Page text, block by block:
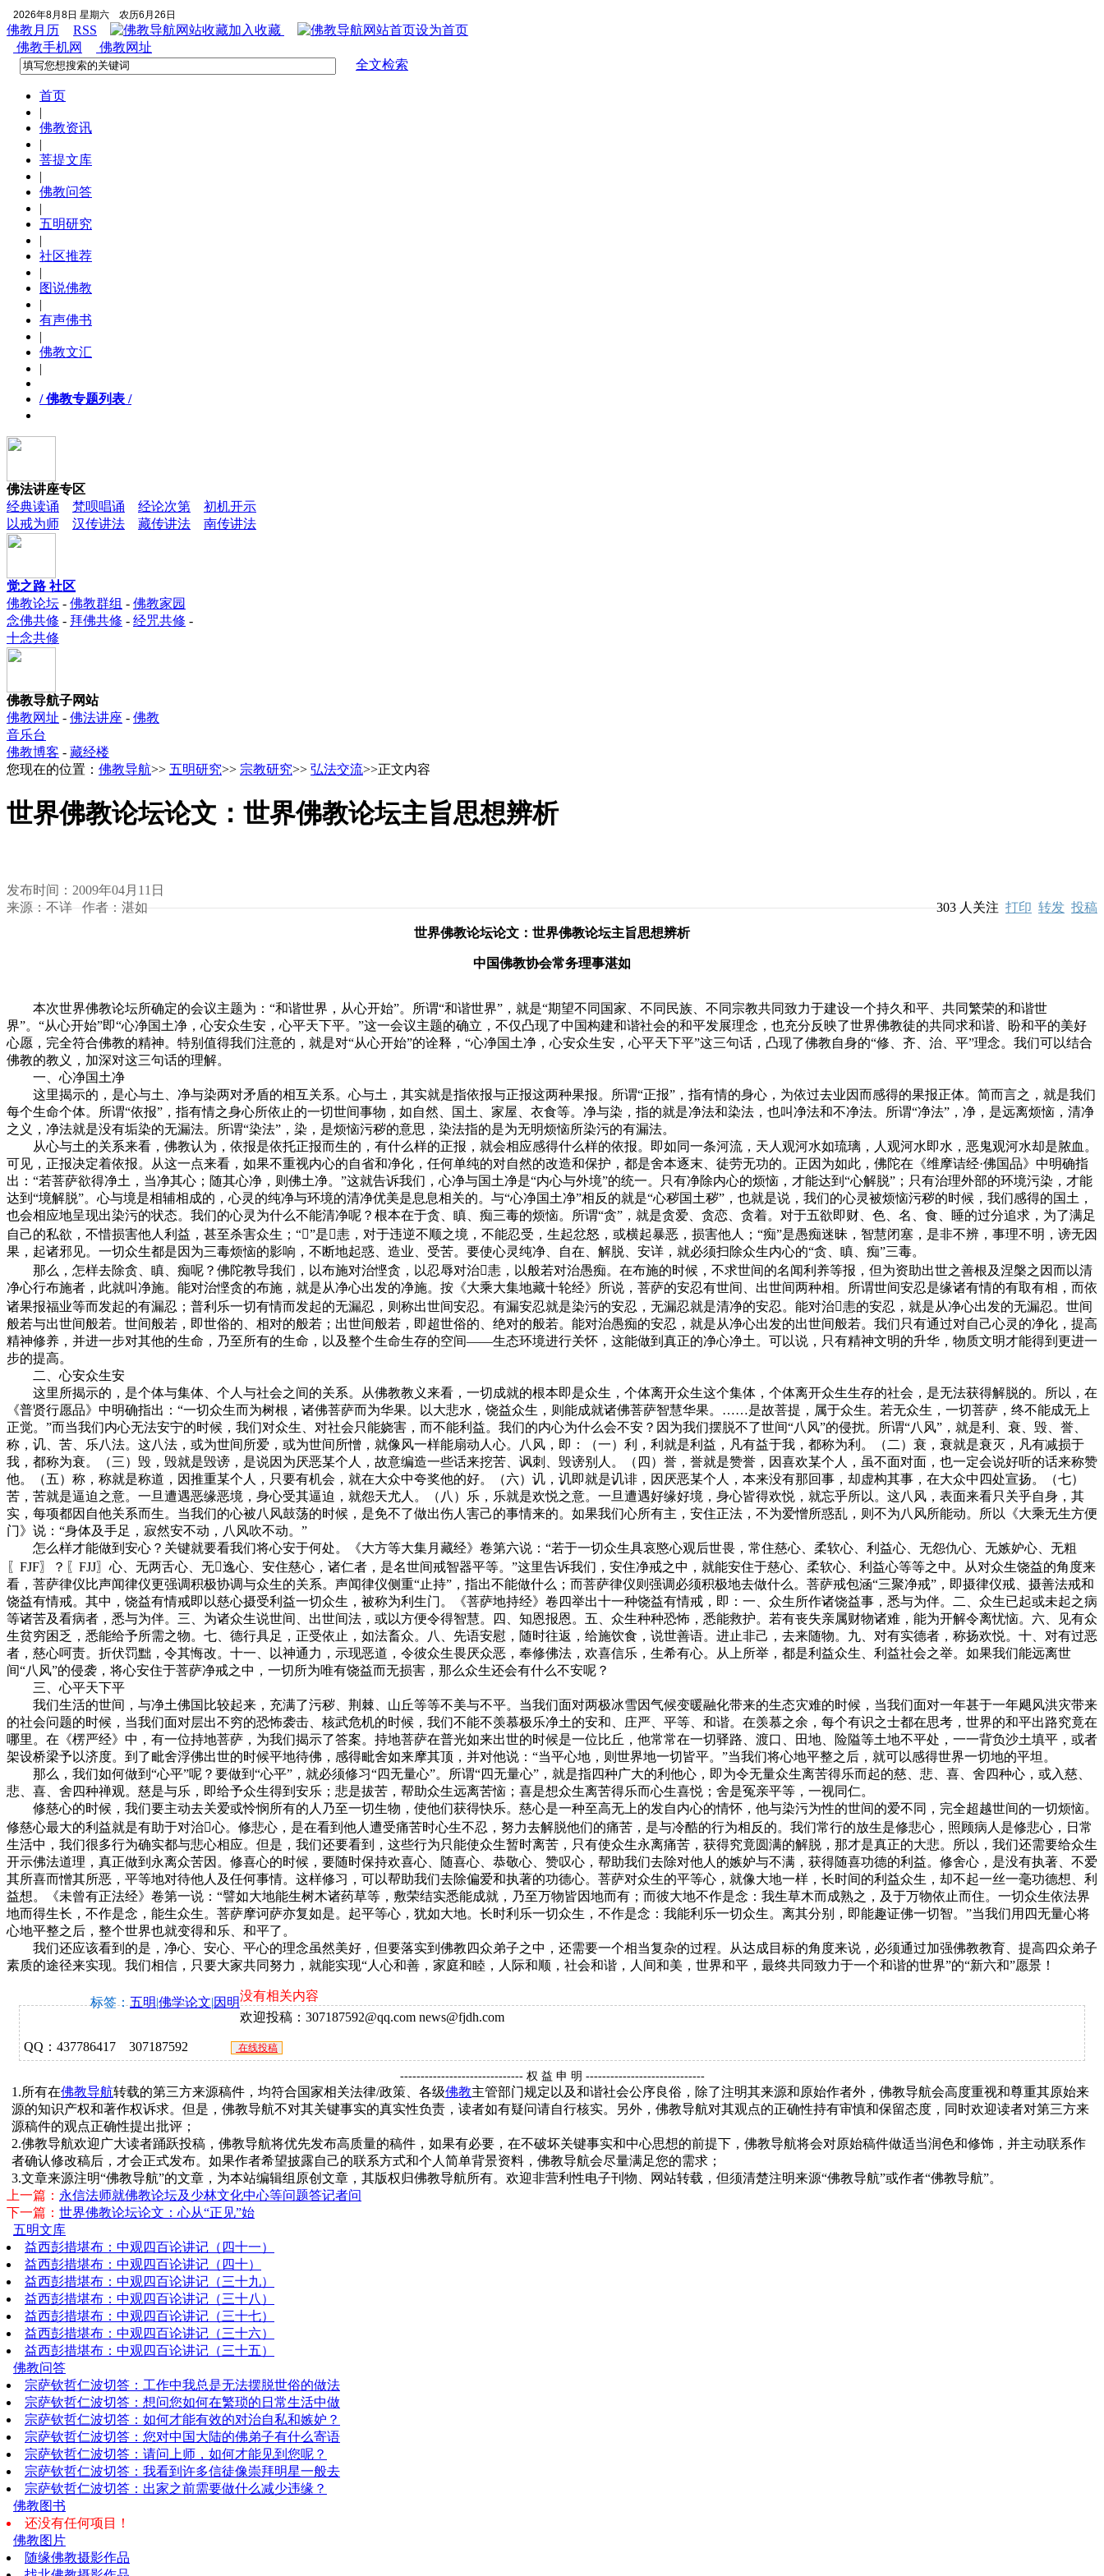
2026年8月8日 星期六 农历6月26日
佛教月历 RSS 加入收藏
设为首页
佛教手机网
佛教网址
全文检索
首页
|
佛教资讯
|
菩提文库
|
佛教问答
|
五明研究
|
社区推荐
|
图说佛教
|
有声佛书
|
佛教文汇
|
/ 佛教专题列表 /
佛法讲座专区
经典读诵
梵呗唱诵 经论次第
初机开示
以戒为师
汉传讲法 藏传讲法 南传讲法
觉之路 社区
佛教论坛 - 佛教群组 - 佛教家园
念佛共修 - 拜佛共修 - 经咒共修 -
十念共修
佛教导航子网站
佛教网址 - 佛法讲座 - 佛教
音乐台
佛教博客 - 藏经楼
您现在的位置： 佛教导航>> 五明研究>> 宗教研究>> 弘法交流>>正文内容
世界佛教论坛论文：世界佛教论坛主旨思想辨析
发布时间：2009年04月11日
来源：不详 作者：湛如
303人关注 打印 转发 投稿
世界佛教论坛论文：世界佛教论坛主旨思想辨析
中国佛教协会常务理事湛如
本次世界佛教论坛所确定的会议主题为：“和谐世界，从心开始”。所谓“和谐世界”，就是“期望不同国家、不同民族、不同宗教共同致力于建设一个持久和平、共同繁荣的和谐世
界”。“从心开始”即“心净国土净，心安众生安，心平天下平。”这一会议主题的确立，不仅凸现了中国构建和谐社会的和平发展理念，也充分反映了世界佛教徒的共同求和谐、盼和平的美好
心愿，完全符合佛教的精神。特别值得我们注意的，就是对“从心开始”的诠释，“心净国土净，心安众生安，心平天下平”这三句话，凸现了佛教自身的“修、齐、治、平”理念。我们可以结合
佛教的教义，加深对这三句话的理解。
一、心净国土净
这里揭示的，是心与土、净与染两对矛盾的相互关系。心与土，其实就是指依报与正报这两种果报。所谓“正报”，指有情的身心，为依过去业因而感得的果报正体。简而言之，就是我们
每个生命个体。所谓“依报”，指有情之身心所依止的一切世间事物，如自然、国土、家屋、衣食等。净与染，指的就是净法和染法，也叫净法和不净法。所谓“净法”，净，是远离烦恼，清净
之义，净法就是没有垢染的无漏法。所谓“染法”，染，是烦恼污秽的意思，染法指的是为无明烦恼所染污的有漏法。
从心与土的关系来看，佛教认为，依报是依托正报而生的，有什么样的正报，就会相应感得什么样的依报。即如同一条河流，天人观河水如琉璃，人观河水即水，恶鬼观河水却是脓血。
可见，正报决定着依报。从这一点来看，如果不重视内心的自省和净化，任何单纯的对自然的改造和保护，都是舍本逐末、徒劳无功的。正因为如此，佛陀在《维摩诘经·佛国品》中明确指
出：“若菩萨欲得净土，当净其心；随其心净，则佛土净。”这就告诉我们，心净与国土净是“内心与外境”的统一。只有净除内心的烦恼，才能达到“心解脱”；只有治理外部的环境污染，才能
达到“境解脱”。心与境是相辅相成的，心灵的纯净与环境的清净优美是息息相关的。与“心净国土净”相反的就是“心秽国土秽”，也就是说，我们的心灵被烦恼污秽的时候，我们感得的国土，
也会相应地呈现出染污的状态。我们的心灵为什么不能清净呢？根本在于贪、瞋、痴三毒的烦恼。所谓“贪”，就是贪爱、贪恋、贪着。对于五欲即财、色、名、食、睡的过分追求，为了满足
自己的私欲，不惜损害他人利益，甚至杀害众生；“”是恚，对于违逆不顺之境，不能忍受，生起忿怒，或横起暴恶，损害他人；“痴”是愚痴迷昧，智慧闭塞，是非不辨，事理不明，谤无因
果，起诸邪见。一切众生都是因为三毒烦恼的影响，不断地起惑、造业、受苦。要使心灵纯净、自在、解脱、安详，就必须扫除众生内心的“贪、瞋、痴”三毒。
那么，怎样去除贪、瞋、痴呢？佛陀教导我们，以布施对治悭贪，以忍辱对治恚，以般若对治愚痴。在布施的时候，不求世间的名闻利养等报，但为资助出世之善根及涅槃之因而以清
净心行布施者，此就叫净施。能对治悭贪的布施，就是从净心出发的净施。按《大乘大集地藏十轮经》所说，菩萨的安忍有世间、出世间两种相。所谓世间安忍是缘诸有情的有取有相，而依
诸果报福业等而发起的有漏忍；普利乐一切有情而发起的无漏忍，则称出世间安忍。有漏安忍就是染污的安忍，无漏忍就是清净的安忍。能对治恚的安忍，就是从净心出发的无漏忍。世间
般若与出世间般若。世间般若，即世俗的、相对的般若；出世间般若，即超世俗的、绝对的般若。能对治愚痴的安忍，就是从净心出发的出世间般若。我们只有通过对自己心灵的净化，提高
精神修养，并进一步对其他的生命，乃至所有的生命，以及整个生命生存的空间——生态环境进行关怀，这能做到真正的净心净土。可以说，只有精神文明的升华，物质文明才能得到更进一
步的提高。
二、心安众生安
这里所揭示的，是个体与集体、个人与社会之间的关系。从佛教教义来看，一切成就的根本即是众生，个体离开众生这个集体，个体离开众生生存的社会，是无法获得解脱的。所以，在
《普贤行愿品》中明确指出：“一切众生而为树根，诸佛菩萨而为华果。以大悲水，饶益众生，则能成就诸佛菩萨智慧华果。……是故菩提，属于众生。若无众生，一切菩萨，终不能成无上
正觉。”而当我们内心无法安宁的时候，我们对众生、对社会只能娆害，而不能利益。我们的内心为什么会不安？因为我们摆脱不了世间“八风”的侵扰。所谓“八风”，就是利、衰、毁、誉、
称，讥、苦、乐八法。这八法，或为世间所爱，或为世间所憎，就像风一样能扇动人心。八风，即：（一）利，利就是利益，凡有益于我，都称为利。（二）衰，衰就是衰灭，凡有减损于
我，都称为衰。（三）毁，毁就是毁谤，是说因为厌恶某个人，故意编造一些话来挖苦、讽刺、毁谤别人。（四）誉，誉就是赞誉，因喜欢某个人，虽不面对面，也一定会说好听的话来称赞
他。（五）称，称就是称道，因推重某个人，只要有机会，就在大众中夸奖他的好。（六）讥，讥即就是讥诽，因厌恶某个人，本来没有那回事，却虚构其事，在大众中四处宣扬。（七）
苦，苦就是逼迫之意。一旦遭遇恶缘恶境，身心受其逼迫，就怨天尤人。（八）乐，乐就是欢悦之意。一旦遭遇好缘好境，身心皆得欢悦，就忘乎所以。这八风，表面来看只关乎自身，其
实，每项都因自他关系而生。当我们的心被八风鼓荡的时候，是免不了做出伤人害己的事情来的。如果我们心所有主，安住正法，不为爱憎所惑乱，则不为八风所能动。所以《大乘无生方便
门》说：“身体及手足，寂然安不动，八风吹不动。”
怎么样才能做到安心？关键就要看我们将心安于何处。《大方等大集月藏经》卷第六说：“若于一切众生具哀愍心观后世畏，常住慈心、柔软心、利益心、无怨仇心、无嫉妒心、无粗
〖FJF〗？〖FJJ〗心、无两舌心、无逸心、安住慈心，诸仁者，是名世间戒智器平等。”这里告诉我们，安住净戒之中，就能安住于慈心、柔软心、利益心等等之中。从对众生饶益的角度来
看，菩萨律仪比声闻律仪更强调积极协调与众生的关系。声闻律仪侧重“止持”，指出不能做什么；而菩萨律仪则强调必须积极地去做什么。菩萨戒包涵“三聚净戒”，即摄律仪戒、摄善法戒和
饶益有情戒。其中，饶益有情戒即以慈心摄受利益一切众生，被称为利生门。《菩萨地持经》卷四举出十一种饶益有情戒，即：一、众生所作诸饶益事，悉与为伴。二、众生已起或未起之病
等诸苦及看病者，悉与为伴。三、为诸众生说世间、出世间法，或以方便令得智慧。四、知恩报恩。五、众生种种恐怖，悉能救护。若有丧失亲属财物诸难，能为开解令离忧恼。六、见有众
生贫穷困乏，悉能给予所需之物。七、德行具足，正受依止，如法畜众。八、先语安慰，随时往返，给施饮食，说世善语。进止非己，去来随物。九、对有实德者，称扬欢悦。十、对有过恶
者，慈心呵责。折伏罚黜，令其悔改。十一、以神通力，示现恶道，令彼众生畏厌众恶，奉修佛法，欢喜信乐，生希有心。从上所举，都是利益众生、利益社会之举。如果我们能远离世
间“八风”的侵袭，将心安住于菩萨净戒之中，一切所为唯有饶益而无损害，那么众生还会有什么不安呢？
三、心平天下平
我们生活的世间，与净土佛国比较起来，充满了污秽、荆棘、山丘等等不美与不平。当我们面对两极冰雪因气候变暖融化带来的生态灾难的时候，当我们面对一年甚于一年飓风洪灾带来
的社会问题的时候，当我们面对层出不穷的恐怖袭击、核武危机的时候，我们不能不羡慕极乐净土的安和、庄严、平等、和谐。在羡慕之余，每个有识之士都在思考，世界的和平出路究竟在
哪里。在《楞严经》中，有一位持地菩萨，为我们揭示了答案。持地菩萨在普光如来出世的时候是一位比丘，他常常在一切驿路、渡口、田地、险隘等土地不平处，一一背负沙土填平，或者
架设桥梁予以济度。到了毗舍浮佛出世的时候平地待佛，感得毗舍如来摩其顶，并对他说：“当平心地，则世界地一切皆平。”当我们将心地平整之后，就可以感得世界一切地的平坦。
那么，我们如何做到“心平”呢？要做到“心平”，就必须修习“四无量心”。所谓“四无量心”，就是指四种广大的利他心，即为令无量众生离苦得乐而起的慈、悲、喜、舍四种心，或入慈、
悲、喜、舍四种禅观。慈是与乐，即给予众生得到安乐；悲是拔苦，帮助众生远离苦恼；喜是想众生离苦得乐而心生喜悦；舍是冤亲平等，一视同仁。
修慈心的时候，我们要主动去关爱或怜悯所有的人乃至一切生物，使他们获得快乐。慈心是一种至高无上的发自内心的情怀，他与染污为性的世间的爱不同，完全超越世间的一切烦恼。
修慈心最大的利益就是有助于对治心。修悲心，是在看到他人遭受痛苦时心生不忍，努力去解脱他们的痛苦，是与冷酷的行为相反的。我们常行的放生是修悲心，照顾病人是修悲心，日常
生活中，我们很多行为确实都与悲心相应。但是，我们还要看到，这些行为只能使众生暂时离苦，只有使众生永离痛苦，获得究竟圆满的解脱，那才是真正的大悲。所以，我们还需要给众生
开示佛法道理，真正做到永离众苦因。修喜心的时候，要随时保持欢喜心、随喜心、恭敬心、赞叹心，帮助我们去除对他人的嫉妒与不满，获得随喜功德的利益。修舍心，是没有执著、不爱
其所喜而憎其所恶，平等地对待他人及任何事情。这样修习，可以帮助我们去除偏爱和执著的功德心。菩萨对众生的平等心，就像大地一样，长时间的利益众生，却不起一丝一毫功德想、利
益想。《未曾有正法经》卷第一说：“譬如大地能生树木诸药草等，敷荣结实悉能成就，乃至万物皆因地而有；而彼大地不作是念：我生草木而成熟之，及于万物依止而住。一切众生依法界
地而得生长，不作是念，能生众生。菩萨摩诃萨亦复如是。起平等心，犹如大地。长时利乐一切众生，不作是念：我能利乐一切众生。离其分别，即能趣证佛一切智。”当我们用四无量心将
心地平整之后，整个世界也就变得和乐、和平了。
我们还应该看到的是，净心、安心、平心的理念虽然美好，但要落实到佛教四众弟子之中，还需要一个相当复杂的过程。从达成目标的角度来说，必须通过加强佛教教育、提高四众弟子
素质的途径来实现。我们相信，只要大家共同努力，就能实现“人心和善，家庭和睦，人际和顺，社会和谐，人间和美，世界和平，最终共同致力于一个和谐的世界”的“新六和”愿景！
标签：五明|佛学论文|因明没有相关内容
欢迎投稿：307187592@qq.com news@fjdh.com
QQ：437786417 307187592 在线投稿
------------------------------ 权 益 申 明 -----------------------------
1.所有在佛教导航转载的第三方来源稿件，均符合国家相关法律/政策、各级佛教主管部门规定以及和谐社会公序良俗，除了注明其来源和原始作者外，佛教导航会高度重视和尊重其原始来
源的知识产权和著作权诉求。但是，佛教导航不对其关键事实的真实性负责，读者如有疑问请自行核实。另外，佛教导航对其观点的正确性持有审慎和保留态度，同时欢迎读者对第三方来
源稿件的观点正确性提出批评；
2.佛教导航欢迎广大读者踊跃投稿，佛教导航将优先发布高质量的稿件，如果有必要，在不破坏关键事实和中心思想的前提下，佛教导航将会对原始稿件做适当润色和修饰，并主动联系作
者确认修改稿后，才会正式发布。如果作者希望披露自己的联系方式和个人简单背景资料，佛教导航会尽量满足您的需求；
3.文章来源注明“佛教导航”的文章，为本站编辑组原创文章，其版权归佛教导航所有。欢迎非营利性电子刊物、网站转载，但须清楚注明来源“佛教导航”或作者“佛教导航”。
上一篇： 永信法师就佛教论坛及少林文化中心等问题答记者问
下一篇： 世界佛教论坛论文：心从“正见”始
五明文库
益西彭措堪布：中观四百论讲记（四十一）
益西彭措堪布：中观四百论讲记（四十）
益西彭措堪布：中观四百论讲记（三十九）
益西彭措堪布：中观四百论讲记（三十八）
益西彭措堪布：中观四百论讲记（三十七）
益西彭措堪布：中观四百论讲记（三十六）
益西彭措堪布：中观四百论讲记（三十五）
佛教问答
宗萨钦哲仁波切答：工作中我总是无法摆脱世俗的做法
宗萨钦哲仁波切答：想问您如何在繁琐的日常生活中做
宗萨钦哲仁波切答：如何才能有效的对治自私和嫉妒？
宗萨钦哲仁波切答：您对中国大陆的佛弟子有什么寄语
宗萨钦哲仁波切答：请问上师，如何才能见到您呢？
宗萨钦哲仁波切答：我看到许多信徒像崇拜明星一般去
宗萨钦哲仁波切答：出家之前需要做什么减少违缘？
佛教图书
还没有任何项目！
佛教图片
随缘佛教摄影作品